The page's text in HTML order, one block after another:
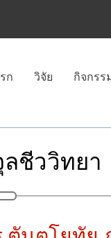
ก วิจัย กิจกรร
ชีววิทยา